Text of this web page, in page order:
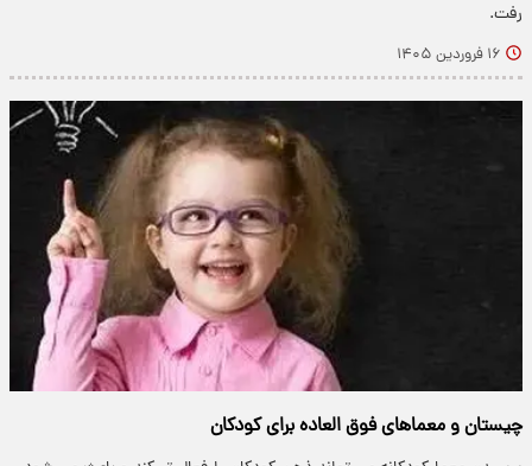
رفت.
۱۶ فروردین ۱۴۰۵
چیستان و معماهای فوق العاده برای کودکان